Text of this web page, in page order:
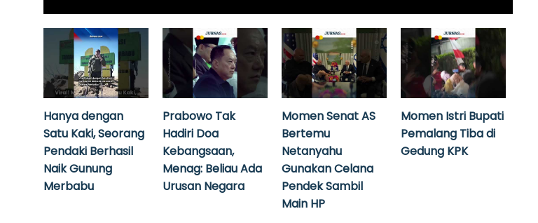
Hanya dengan
Satu Kaki, Seorang
Pendaki Berhasil
Naik Gunung
Merbabu
Prabowo Tak
Hadiri Doa
Kebangsaan,
Menag: Beliau Ada
Urusan Negara
Momen Senat AS
Bertemu
Netanyahu
Gunakan Celana
Pendek Sambil
Main HP
Momen Istri Bupati
Pemalang Tiba di
Gedung KPK